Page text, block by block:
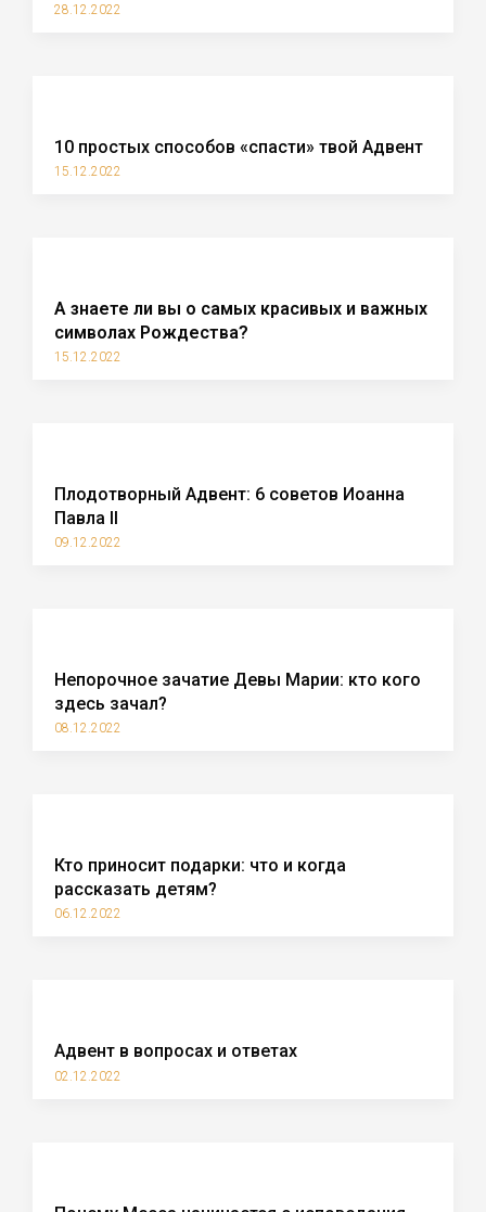
28.12.2022
10 простых способов «спасти» твой Адвент
15.12.2022
А знаете ли вы о самых красивых и важных
символах Рождества?
15.12.2022
Плодотворный Адвент: 6 советов Иоанна
Павла II
09.12.2022
Непорочное зачатие Девы Марии: кто кого
здесь зачал?
08.12.2022
Кто приносит подарки: что и когда
рассказать детям?
06.12.2022
Адвент в вопросах и ответах
02.12.2022